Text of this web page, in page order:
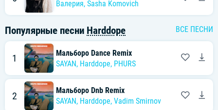
Валерия, Sasha Komovich
Популярные песни Harddope ВСЕ ПЕСНИ
1
Мальборо Dance Remix
SAYAN, Harddope, PHURS
2
Мальборо Dnb Remix
SAYAN, Harddope, Vadim Smirnov